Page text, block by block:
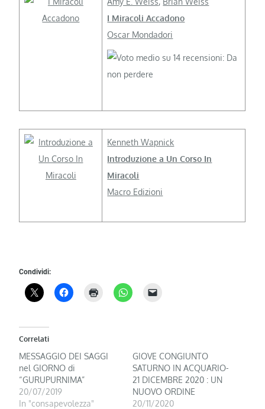
I Miracoli Accadono
Oscar Mondadori
Kenneth Wapnick
Introduzione a Un Corso In
Miracoli
Macro Edizioni
Condividi:
Correlati
MESSAGGIO DEI SAGGI
nel GIORNO di
“GURUPURNIMA”
20/07/2019
In "consapevolezza"
GIOVE CONGIUNTO
SATURNO IN ACQUARIO-
21 DICEMBRE 2020 : UN
NUOVO ORDINE
20/11/2020